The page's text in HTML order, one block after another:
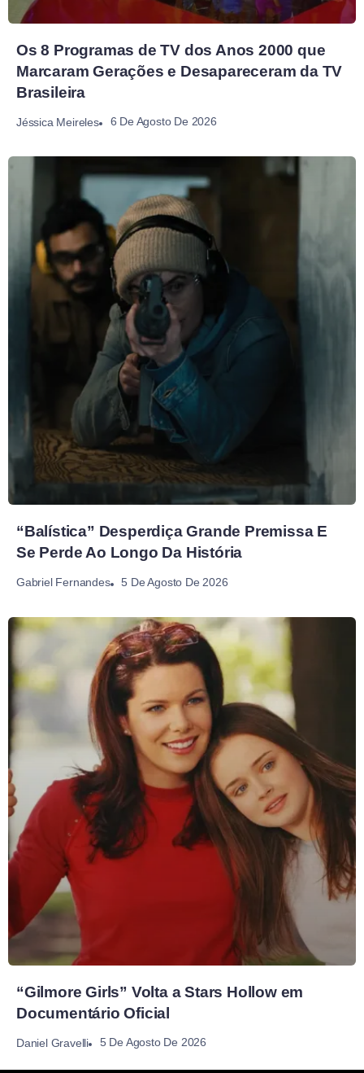
Os 8 Programas de TV dos Anos 2000 que
Marcaram Gerações e Desapareceram da TV
Brasileira
Jéssica Meireles 6 De Agosto De 2026
“Balística” Desperdiça Grande Premissa E
Se Perde Ao Longo Da História
Gabriel Fernandes 5 De Agosto De 2026
“Gilmore Girls” Volta a Stars Hollow em
Documentário Oficial
Daniel Gravelli 5 De Agosto De 2026